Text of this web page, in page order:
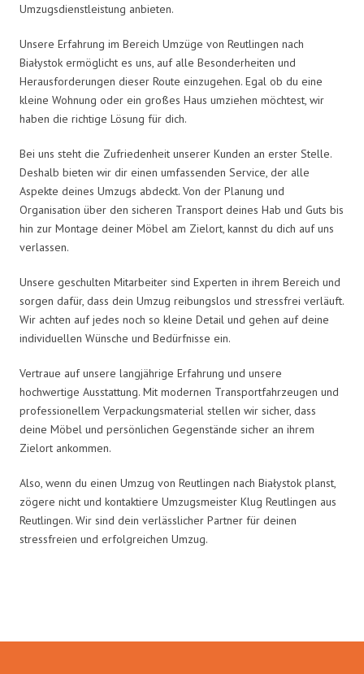
Umzugsdienstleistung anbieten.
Unsere Erfahrung im Bereich Umzüge von Reutlingen nach
Białystok ermöglicht es uns, auf alle Besonderheiten und
Herausforderungen dieser Route einzugehen. Egal ob du eine
kleine Wohnung oder ein großes Haus umziehen möchtest, wir
haben die richtige Lösung für dich.
Bei uns steht die Zufriedenheit unserer Kunden an erster Stelle.
Deshalb bieten wir dir einen umfassenden Service, der alle
Aspekte deines Umzugs abdeckt. Von der Planung und
Organisation über den sicheren Transport deines Hab und Guts bis
hin zur Montage deiner Möbel am Zielort, kannst du dich auf uns
verlassen.
Unsere geschulten Mitarbeiter sind Experten in ihrem Bereich und
sorgen dafür, dass dein Umzug reibungslos und stressfrei verläuft.
Wir achten auf jedes noch so kleine Detail und gehen auf deine
individuellen Wünsche und Bedürfnisse ein.
Vertraue auf unsere langjährige Erfahrung und unsere
hochwertige Ausstattung. Mit modernen Transportfahrzeugen und
professionellem Verpackungsmaterial stellen wir sicher, dass
deine Möbel und persönlichen Gegenstände sicher an ihrem
Zielort ankommen.
Also, wenn du einen Umzug von Reutlingen nach Białystok planst,
zögere nicht und kontaktiere Umzugsmeister Klug Reutlingen aus
Reutlingen. Wir sind dein verlässlicher Partner für deinen
stressfreien und erfolgreichen Umzug.